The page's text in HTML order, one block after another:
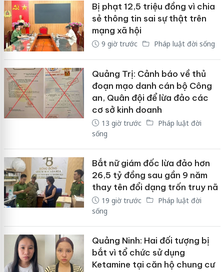
Bị phạt 12,5 triệu đồng vì chia
sẻ thông tin sai sự thật trên
mạng xã hội
9 giờ trước Pháp luật đời sống
Quảng Trị: Cảnh báo về thủ
đoạn mạo danh cán bộ Công
an, Quân đội để lừa đảo các
cơ sở kinh doanh
13 giờ trước
Pháp luật đời
sống
Bắt nữ giám đốc lừa đảo hơn
26,5 tỷ đồng sau gần 9 năm
thay tên đổi dạng trốn truy nã
19 giờ trước
Pháp luật đời
sống
Quảng Ninh: Hai đối tượng bị
bắt vì tổ chức sử dụng
Ketamine tại căn hộ chung cư